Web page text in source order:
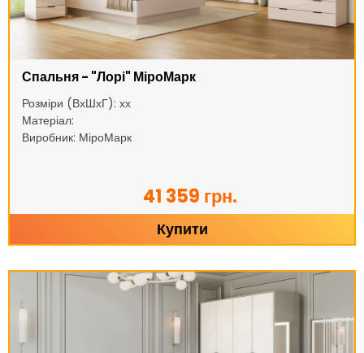
Спальня - "Лорі" МіроМарк
Розміри (ВхШхГ): хх
Матеріал:
Виробник: МіроМарк
41 359 грн.
Купити